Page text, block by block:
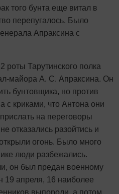
того бунта еще витал в
перепугалось. Было
Апраксина с
роты Тарутинского полка
майора А. С. Апраксина. Он
бунтовщика, но против
с криками, что Антона они
на переговоры
отказались разойтись и
огонь. Было много
люди разбежались.
он был предан военному
19 апреля, 16 наиболее
выпороли, а потом